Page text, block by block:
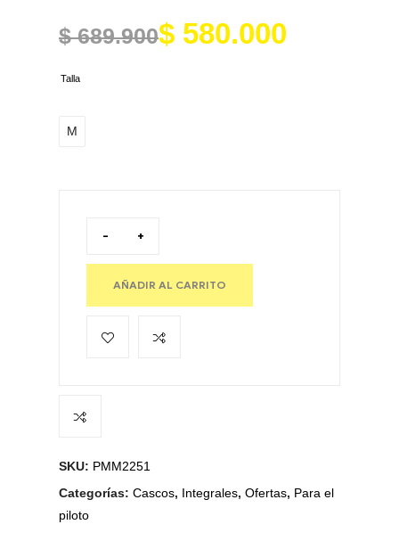
$689.900$ 580.000
Talla
M
- +
AÑADIR AL CARRITO
SKU: PMM2251
Categorías: Cascos, Integrales, Ofertas, Para el
piloto